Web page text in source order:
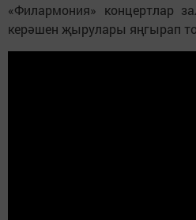
«Филармония» концертлар
керәшен җырулары яңгырап